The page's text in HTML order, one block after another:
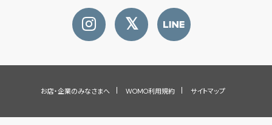
お店・企業のみなさまへ WOMO利用規約 サイトマップ